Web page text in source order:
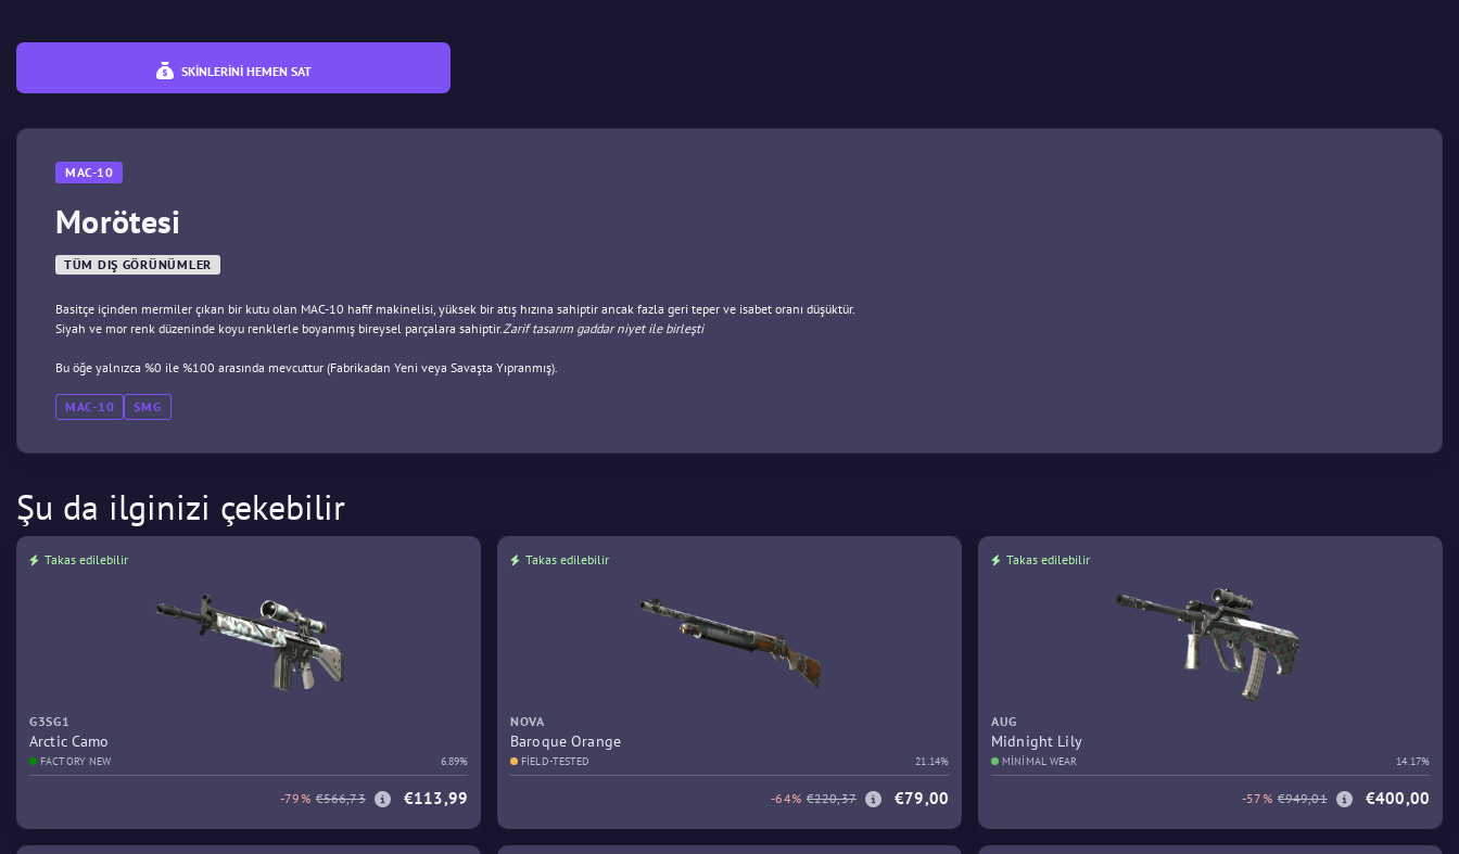
SKINLERINI HEMEN SAT
MAC-10
Morötesi
TÜM DIŞ GÖRÜNÜMLER
Basitçe içinden mermiler çıkan bir kutu olan MAC-10 hafif makinelisi, yüksek bir atış hızına sahiptir ancak fazla geri teper ve isabet oranı düşüktür.
Siyah ve mor renk düzeninde koyu renklerle boyanmış bireysel parçalara sahiptir.Zarif tasarım gaddar niyet ile birleşti
Bu öğe yalnızca %0 ile %100 arasında mevcuttur (Fabrikadan Yeni veya Savaşta Yıpranmış).
MAC-10 SMG
Şu da ilginizi çekebilir
Takas edilebilir
G3SG1
Arctic Camo
FACTORY NEW 6.89%
-79% €566,73 €113,99
Takas edilebilir
NOVA
Baroque Orange
FIELD-TESTED 21.14%
-64% €220,37 €79,00
Takas edilebilir
AUG
Midnight Lily
MINIMAL WEAR 14.17%
-57% €949,01 €400,00